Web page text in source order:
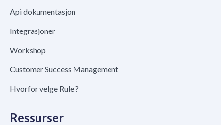
Api dokumentasjon
Integrasjoner
Workshop
Customer Success Management
Hvorfor velge Rule ?
Ressurser